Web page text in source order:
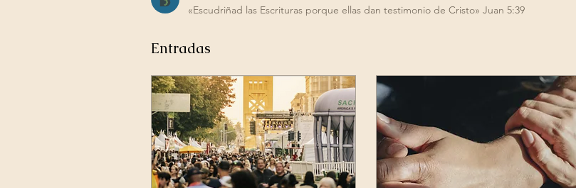
«Escudriñad las Escrituras porque ellas dan testimonio de Cristo» Juan 5:39
Entradas